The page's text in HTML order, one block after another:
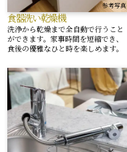
参考写真
食器洗い乾燥機
洗浄から乾燥まで全自動で行うこと
ができます。家事時間を短縮でき、
食後の優雅なひと時を楽しめます。